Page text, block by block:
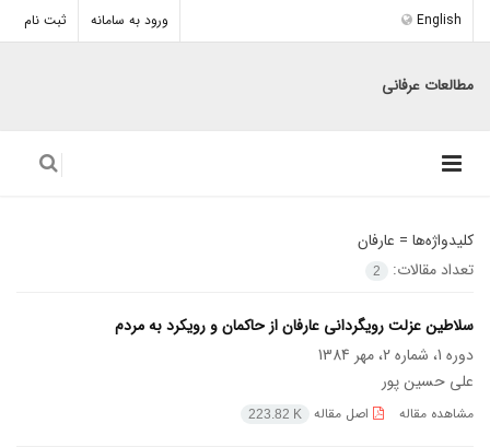
ورود به سامانه ثبت نام English
مطالعات عرفانی
کلیدواژه‌ها = عارفان
تعداد مقالات:
2
سلاطین عزلت رویگردانی عارفان از حاکمان و رویکرد به مردم
دوره 1، شماره 2، مهر 1384
علی حسین پور
مشاهده مقاله اصل مقاله 223.82 K